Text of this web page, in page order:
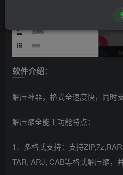
软件介绍：
解压神器，格式全速度快，同时
解压缩全能王功能特点：
1、多格式支持：支持
TAR, ARJ, CAB等格式解压缩，